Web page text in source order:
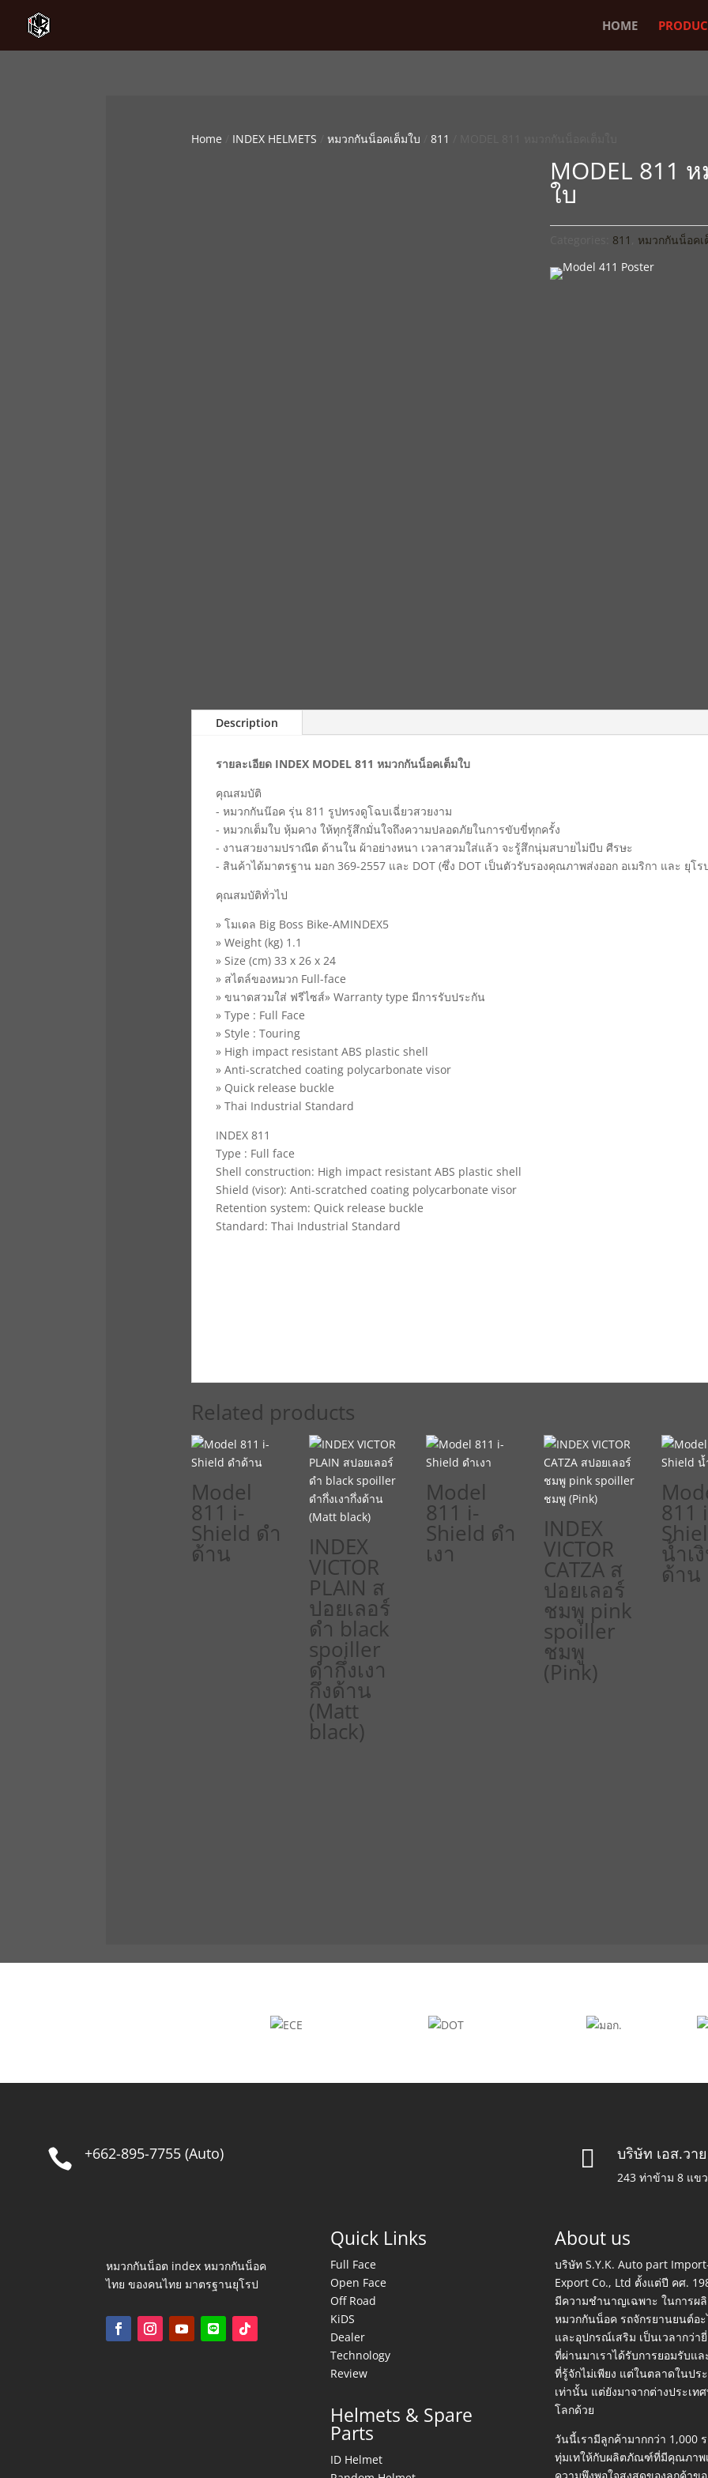
HOME
Home INDEX HELMETS หมวกกันน็อคเต็มใบ 811
MODEL 811
ใบ
811 หมวกกันน็อคเ
Description
รายละเอียด INDEX MODEL 811 หมวกกันน็อคเต็มใบ
คุณสมบัติ
- หมวกกันน๊อค รุ่น 811 รูปทรงดูโฉบเฉี่ยวสวยงาม
- หมวกเต็มใบ หุ้มคาง ให้ทุกรู้สึกมั่นใจถึงความปลอดภัยในการขับขี่ทุกครั้ง
- งานสวยงามปราณีต ด้านใน ผ้าอย่างหนา เวลาสวมใส่แล้ว จะรู้สึกนุ่มสบายไม่บีบ ศีรษะ
- สินค้าได้มาตรฐาน มอก 369-2557 และ DOT (ซึ่ง DOT เป็นตัวรับรองคุณภาพส่งออก อเมริกา และ ยุโร
คุณสมบัติทั่วไป
» โมเดล Big Boss Bike-AMINDEX5
» Weight (kg) 1.1
» Size (cm) 33 x 26 x 24
» สไตล์ของหมวก Full-face
» ขนาดสวมใส่ ฟรีไซส์» Warranty type มีการรับประกัน
» Type : Full Face
» Style : Touring
» High impact resistant ABS plastic shell
» Anti-scratched coating polycarbonate visor
» Quick release buckle
» Thai Industrial Standard
INDEX 811
Type : Full face
Shell construction: High impact resistant ABS plastic shell
Shield (visor): Anti-scratched coating polycarbonate visor
Retention system: Quick release buckle
Standard: Thai Industrial Standard
Related products
Model
811 i-
Shield ดำ
ด้าน INDEX
VICTOR
PLAIN ส
ปอยเลอร์
ดำ black
spoiller
ดำกึ่งเงา
กึ่งด้าน
(Matt
black)
Model
811 i-
Shield ดำ
เงา
INDEX
VICTOR
CATZA ส
ปอยเลอร์
ชมพู pink
spoiller
ชมพู
(Pink)
811
น้ำเ
ด้าน
 +662-895-7755 (Auto)  บริษัท เอส.วา
243 ท่าข้าม 8 แข
หมวกกันน็อต index หมวกกันน็อค
ไทย ของคนไทย มาตรฐานยุโรป
Quick Links
Full Face
Open Face
Off Road
KiDS
Dealer
Technology
Review
Helmets & Spare
Parts
ID Helmet
About us
บริษัท S.Y.K. Auto part
Export Co., Ltd ตั้งแต่ปี คศ.
มีความชำนาญเฉพาะ ในการผ
หมวกกันน็อค รถจักรยานยนต์อ
และอุปกรณ์เสริม เป็นเวลากว่า
ที่ผ่านมาเราได้รับการยอมรับแล
ที่รู้จักไม่เพียง แต่ในตลาดในปร
เท่านั้น แต่ยังมาจากต่างประเท
โลกด้วย
วันนี้เรามีลูกค้ามากกว่า 1,000
ทุ่มเทให้กับผลิตภัณฑ์ที่มีคุณภาพ